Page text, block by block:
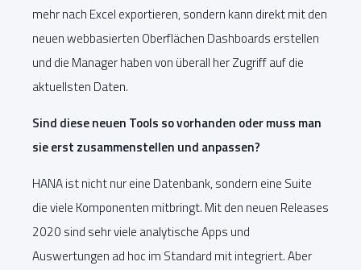
mehr nach Excel exportieren, sondern kann direkt mit den
neuen webbasierten Oberflächen Dashboards erstellen
und die Manager haben von überall her Zugriff auf die
aktuellsten Daten.
Sind diese neuen Tools so vorhanden oder muss man
sie erst zusammenstellen und anpassen?
HANA ist nicht nur eine Datenbank, sondern eine Suite
die viele Komponenten mitbringt. Mit den neuen Releases
2020 sind sehr viele analytische Apps und
Auswertungen ad hoc im Standard mit integriert. Aber